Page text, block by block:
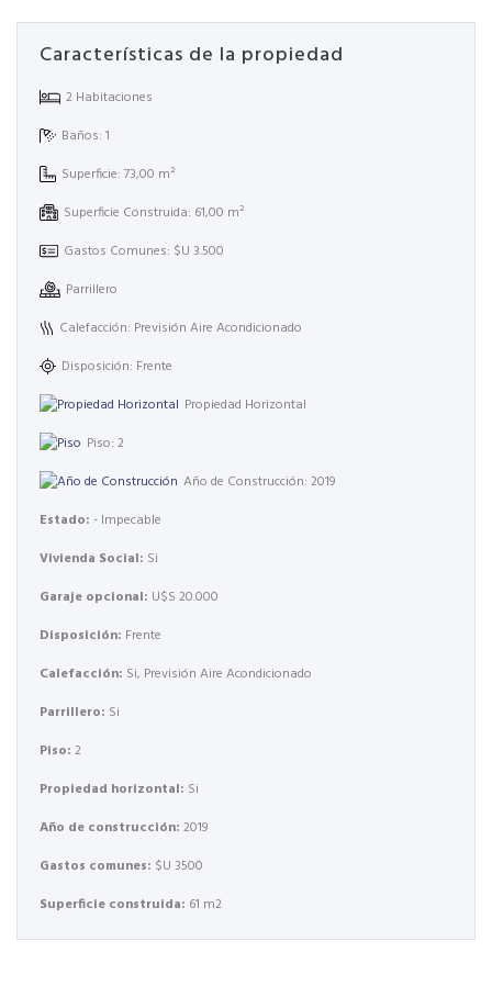
Características de la propiedad
2 Habitaciones
Baños: 1
Superficie: 73,00 m²
Superficie Construida: 61,00 m²
Gastos Comunes: $U 3.500
Parrillero
Calefacción: Previsión Aire Acondicionado
Disposición: Frente
Propiedad Horizontal
Piso: 2
Año de Construcción: 2019
Estado: - Impecable
Vivienda Social: Si
Garaje opcional: U$S 20.000
Disposición: Frente
Calefacción: Si, Previsión Aire Acondicionado
Parrillero: Si
Piso: 2
Propiedad horizontal: Si
Año de construcción: 2019
Gastos comunes: $U 3500
Superficie construida: 61 m2